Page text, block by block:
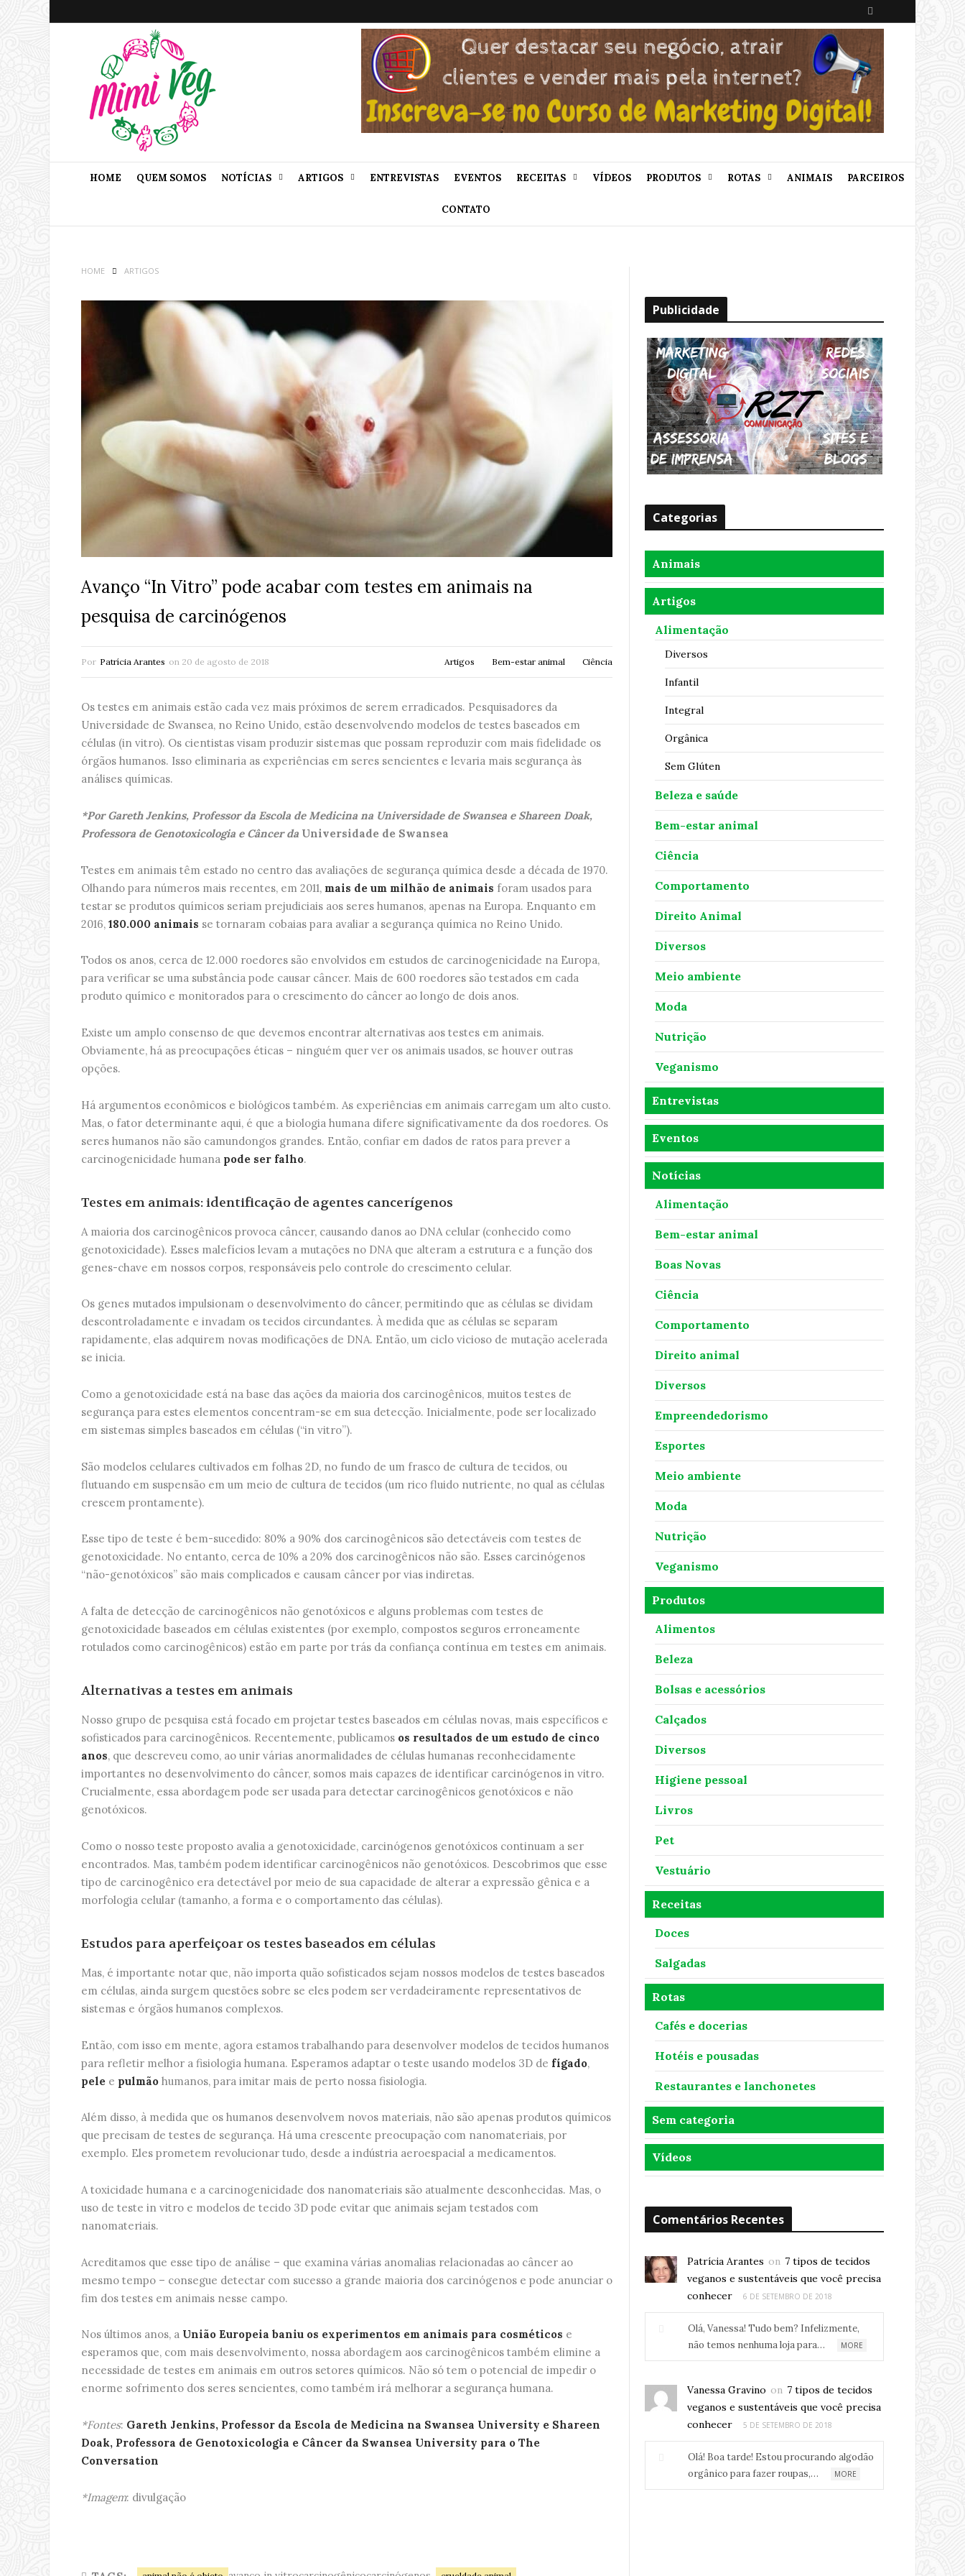
s
c
HOME QUEM SOMOS NOTÍCIAS ARTIGOS ENTREVISTAS EVENTOS RECEITAS VÍDEOS PRODUTOS ROTAS ANIMAIS PARCEIROS
CONTATO
HOME ARTIGOS
Avanço “In Vitro” pode acabar com testes em animais na
pesquisa de carcinógenos
Por Patrícia Arantes on 20 de agosto de 2018 Artigos Bem-estar animal Ciência
Os testes em animais estão cada vez mais próximos de serem erradicados. Pesquisadores da
Universidade de Swansea, no Reino Unido, estão desenvolvendo modelos de testes baseados em
células (in vitro). Os cientistas visam produzir sistemas que possam reproduzir com mais fidelidade os
órgãos humanos. Isso eliminaria as experiências em seres sencientes e levaria mais segurança às
análises químicas.
*Por Gareth Jenkins, Professor da Escola de Medicina na Universidade de Swansea e Shareen Doak,
Professora de Genotoxicologia e Câncer da Universidade de Swansea
Testes em animais têm estado no centro das avaliações de segurança química desde a década de 1970.
Olhando para números mais recentes, em 2011, mais de um milhão de animais foram usados para
testar se produtos químicos seriam prejudiciais aos seres humanos, apenas na Europa. Enquanto em
2016, 180.000 animais se tornaram cobaias para avaliar a segurança química no Reino Unido.
Todos os anos, cerca de 12.000 roedores são envolvidos em estudos de carcinogenicidade na Europa,
para verificar se uma substância pode causar câncer. Mais de 600 roedores são testados em cada
produto químico e monitorados para o crescimento do câncer ao longo de dois anos.
Existe um amplo consenso de que devemos encontrar alternativas aos testes em animais.
Obviamente, há as preocupações éticas – ninguém quer ver os animais usados, se houver outras
opções.
Há argumentos econômicos e biológicos também. As experiências em animais carregam um alto custo.
Mas, o fator determinante aqui, é que a biologia humana difere significativamente da dos roedores. Os
seres humanos não são camundongos grandes. Então, confiar em dados de ratos para prever a
carcinogenicidade humana pode ser falho.
Testes em animais: identificação de agentes cancerígenos
A maioria dos carcinogênicos provoca câncer, causando danos ao DNA celular (conhecido como
genotoxicidade). Esses malefícios levam a mutações no DNA que alteram a estrutura e a função dos
genes-chave em nossos corpos, responsáveis pelo controle do crescimento celular.
Os genes mutados impulsionam o desenvolvimento do câncer, permitindo que as células se dividam
descontroladamente e invadam os tecidos circundantes. À medida que as células se separam
rapidamente, elas adquirem novas modificações de DNA. Então, um ciclo vicioso de mutação acelerada
se inicia.
Como a genotoxicidade está na base das ações da maioria dos carcinogênicos, muitos testes de
segurança para estes elementos concentram-se em sua detecção. Inicialmente, pode ser localizado
em sistemas simples baseados em células (“in vitro”).
São modelos celulares cultivados em folhas 2D, no fundo de um frasco de cultura de tecidos, ou
flutuando em suspensão em um meio de cultura de tecidos (um rico fluido nutriente, no qual as células
crescem prontamente).
Esse tipo de teste é bem-sucedido: 80% a 90% dos carcinogênicos são detectáveis com testes de
genotoxicidade. No entanto, cerca de 10% a 20% dos carcinogênicos não são. Esses carcinógenos
“não-genotóxicos” são mais complicados e causam câncer por vias indiretas.
A falta de detecção de carcinogênicos não genotóxicos e alguns problemas com testes de
genotoxicidade baseados em células existentes (por exemplo, compostos seguros erroneamente
rotulados como carcinogênicos) estão em parte por trás da confiança contínua em testes em animais.
Alternativas a testes em animais
Nosso grupo de pesquisa está focado em projetar testes baseados em células novas, mais específicos e
sofisticados para carcinogênicos. Recentemente, publicamos os resultados de um estudo de cinco
anos, que descreveu como, ao unir várias anormalidades de células humanas reconhecidamente
importantes no desenvolvimento do câncer, somos mais capazes de identificar carcinógenos in vitro.
Crucialmente, essa abordagem pode ser usada para detectar carcinogênicos genotóxicos e não
genotóxicos.
Como o nosso teste proposto avalia a genotoxicidade, carcinógenos genotóxicos continuam a ser
encontrados. Mas, também podem identificar carcinogênicos não genotóxicos. Descobrimos que esse
tipo de carcinogênico era detectável por meio de sua capacidade de alterar a expressão gênica e a
morfologia celular (tamanho, a forma e o comportamento das células).
Estudos para aperfeiçoar os testes baseados em células
Mas, é importante notar que, não importa quão sofisticados sejam nossos modelos de testes baseados
em células, ainda surgem questões sobre se eles podem ser verdadeiramente representativos de
sistemas e órgãos humanos complexos.
Então, com isso em mente, agora estamos trabalhando para desenvolver modelos de tecidos humanos
para refletir melhor a fisiologia humana. Esperamos adaptar o teste usando modelos 3D de fígado,
pele e pulmão humanos, para imitar mais de perto nossa fisiologia.
Além disso, à medida que os humanos desenvolvem novos materiais, não são apenas produtos químicos
que precisam de testes de segurança. Há uma crescente preocupação com nanomateriais, por
exemplo. Eles prometem revolucionar tudo, desde a indústria aeroespacial a medicamentos.
A toxicidade humana e a carcinogenicidade dos nanomateriais são atualmente desconhecidas. Mas, o
uso de teste in vitro e modelos de tecido 3D pode evitar que animais sejam testados com
nanomateriais.
Acreditamos que esse tipo de análise – que examina várias anomalias relacionadas ao câncer ao
mesmo tempo – consegue detectar com sucesso a grande maioria dos carcinógenos e pode anunciar o
fim dos testes em animais nesse campo.
Nos últimos anos, a União Europeia baniu os experimentos em animais para cosméticos e
esperamos que, com mais desenvolvimento, nossa abordagem aos carcinogênicos também elimine a
necessidade de testes em animais em outros setores químicos. Não só tem o potencial de impedir o
enorme sofrimento dos seres sencientes, como também irá melhorar a segurança humana.
*Fontes: Gareth Jenkins, Professor da Escola de Medicina na Swansea University e Shareen
Doak, Professora de Genotoxicologia e Câncer da Swansea University para o The
Conversation
*Imagem: divulgação
Publicidade
Categorias
Animais
Artigos
Alimentação
Diversos
Infantil
Integral
Orgânica
Sem Glúten
Beleza e saúde
Bem-estar animal
Ciência
Comportamento
Direito Animal
Diversos
Meio ambiente
Moda
Nutrição
Veganismo
Entrevistas
Eventos
Notícias
Alimentação
Bem-estar animal
Boas Novas
Ciência
Comportamento
Direito animal
Diversos
Empreendedorismo
Esportes
Meio ambiente
Moda
Nutrição
Veganismo
Produtos
Alimentos
Beleza
Bolsas e acessórios
Calçados
Diversos
Higiene pessoal
Livros
Pet
Vestuário
Receitas
Doces
Salgadas
Rotas
Cafés e docerias
Hotéis e pousadas
Restaurantes e lanchonetes
Sem categoria
Vídeos
Comentários Recentes
Patrícia Arantes on 7 tipos de tecidos
veganos e sustentáveis que você precisa
conhecer
6 DE SETEMBRO DE 2018
Olá, Vanessa! Tudo bem? Infelizmente,
não temos nenhuma loja para…
MORE
Vanessa Gravino on 7 tipos de tecidos
veganos e sustentáveis que você precisa
conhecer
5 DE SETEMBRO DE 2018
Olá! Boa tarde! Estou procurando algodão
orgânico para fazer roupas,…
MORE